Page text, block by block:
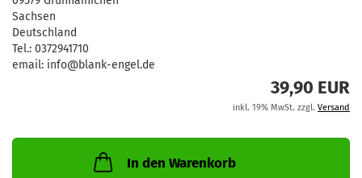
Sachsen
Deutschland
Tel.: 0372941710
email: info@blank-engel.de
39,90 EUR
inkl. 19% MwSt. zzgl. Versand
In den Warenkorb